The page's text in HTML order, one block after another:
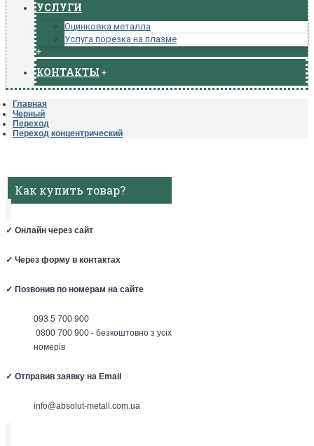
УСЛУГИ
Оцинковка металла
Услуга порезка на плазме
+
КОНТАКТЫ +
Главная
Черный
Переход
Переход концентрический
Как купить товар?
✓ Онлайн через сайт
✓ Через форму в контактах
✓ Позвонив по номерам на сайте
093 5 700 900
0800 700 900 - безкоштовно з усіх
номерів
✓ Отправив заявку на Email
info@absolut-metall.com.ua